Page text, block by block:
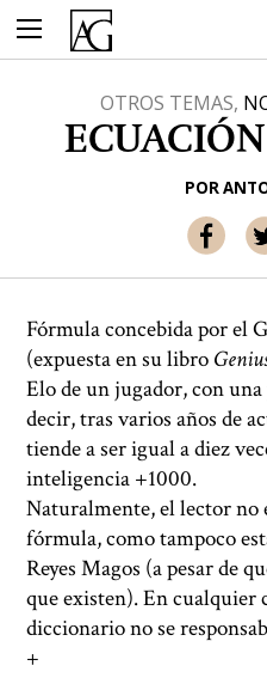
contenido
OTROS TEMAS,
POR
Fórmula concebida por el
(expuesta en su libro
Elo de un jugador, con
decir, tras varios años de
tiende a ser igual a diez
inteligencia +1000.
Naturalmente, el lector no
fórmula, como tampoco
Reyes Magos (a pesar de
que existen). En cualquier
diccionario no se
+